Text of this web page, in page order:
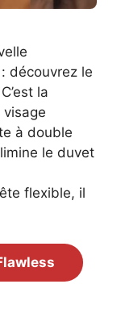
découvrez le
la
à double
le duvet
flexible, il